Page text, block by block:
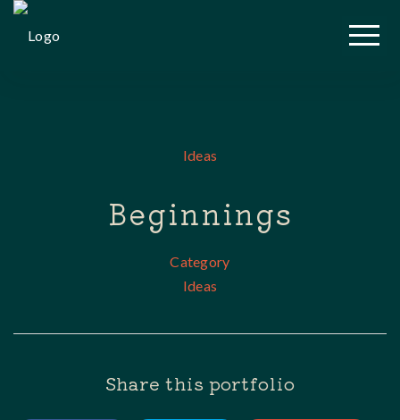
Ideas
Beginnings
Category
Ideas
Share this portfolio
Vendredi 19 juin :
Moulin, 44880